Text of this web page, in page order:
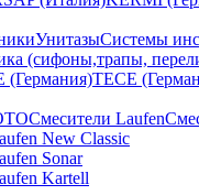
УнитазыСистемы
(сифоны,трапы,
(Германия)TECE
Смесители Laufen
New Classic
Sonar
Kartell